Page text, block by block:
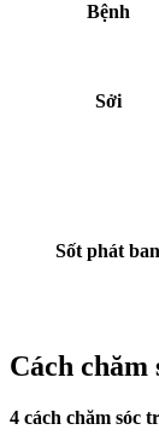
Bệnh
Sởi
Sốt phát ban
Cách chăm
4 cách chăm sóc